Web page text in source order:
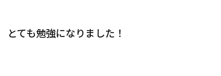
とても勉強になりました！